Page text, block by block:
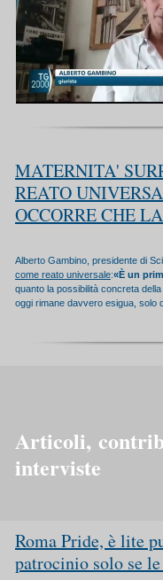
MATERNITA'
REATO
OCCORRE CHE
Alberto Gambino, presidente di
come reato universale:«È un
quanto la possibilità concreta
oggi rimane davvero esigua, solo
Articoli,
interviste
Roma Pride, è lite
patrocinio solo se